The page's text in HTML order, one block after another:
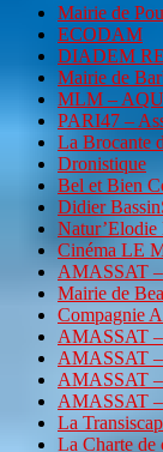
Mairie de
ECODAM
DIADEM
Mairie de
MLM –
PARI47 –
La Brocante
Dronistique
Bel et Bien
Didier
Natur’Elodie
Cinéma LE
AMASSAT –
Mairie de
Compagnie
AMASSAT –
AMASSAT –
AMASSAT
AMASSAT
La
La Charte de